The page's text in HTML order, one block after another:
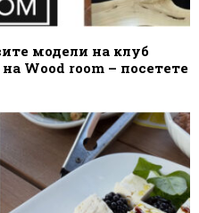
модели на клуб
Wood room – посетете